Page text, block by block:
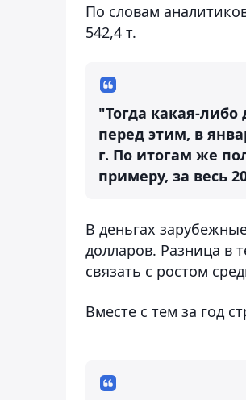
По словам
542,4 т.
"Тогда какая-либо
перед этим, в
г. По итогам же
примеру, за весь
В деньгах
долларов. Разница
связать с ростом
Вместе с тем за год